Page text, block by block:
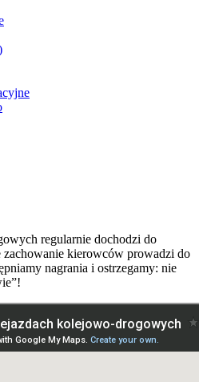
regularnie dochodzi do
kierowców prowadzi do
nagrania i ostrzegamy: nie